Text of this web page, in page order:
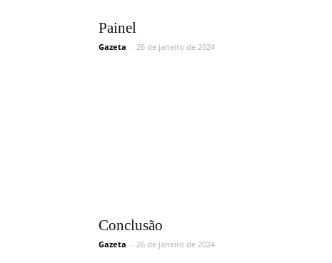
Painel
Gazeta - 26 de janeiro de 2024
Conclusão
Gazeta - 26 de janeiro de 2024